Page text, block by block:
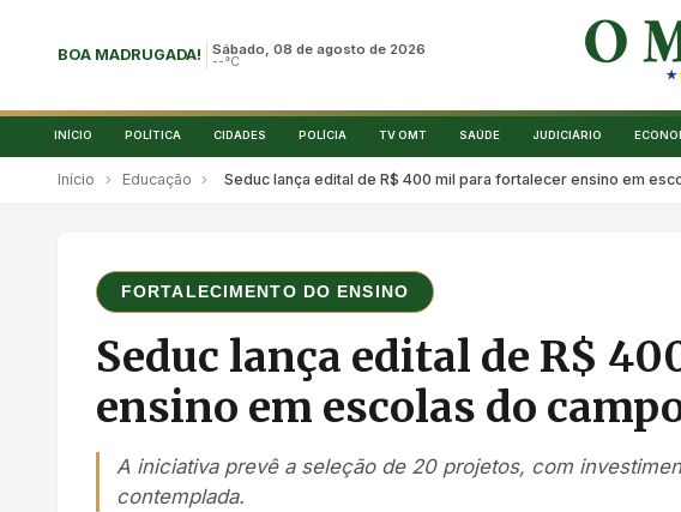
BOA MADRUGADA! Sábado, 08 de agosto de 2026
--°C
INÍCIO POLÍTICA CIDADES POLÍCIA TV OMT SAÚDE JUDICIÁRIO
Início › Educação › Seduc lança edital de R$ 400 mil para fortalecer ensino em
FORTALECIMENTO DO ENSINO
Seduc lança edital de R$
ensino em escolas do
A iniciativa prevê a seleção de 20 projetos, com
contemplada.